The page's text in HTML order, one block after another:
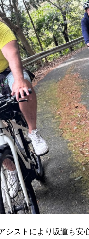
シストにより坂道も安